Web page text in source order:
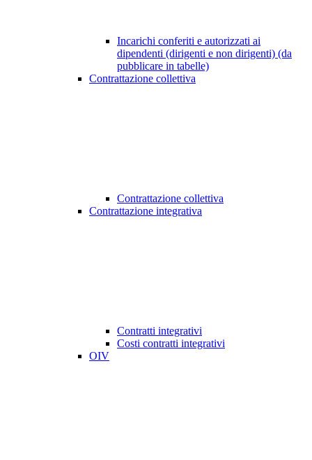
Incarichi conferiti e autorizzati ai
dipendenti (dirigenti e non dirigenti) (da
pubblicare in tabelle)
Contrattazione collettiva
Contrattazione collettiva
Contrattazione integrativa
Contratti integrativi
Costi contratti integrativi
OIV